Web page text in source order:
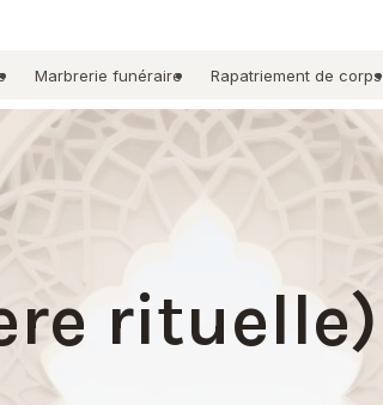
Marbrerie funéraire Rapatriement de corps
rituelle)